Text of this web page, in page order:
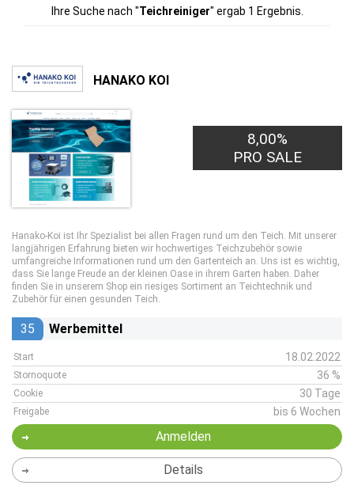
Ihre Suche nach "Teichreiniger" ergab 1 Ergebnis.
HANAKO KOI
8,00%
PRO SALE
Hanako-Koi ist Ihr Spezialist bei allen Fragen rund um den Teich. Mit unserer
langjährigen Erfahrung bieten wir hochwertiges Teichzubehör sowie
umfangreiche Informationen rund um den Gartenteich an. Uns ist es wichtig,
dass Sie lange Freude an der kleinen Oase in ihrem Garten haben. Daher
finden Sie in unserem Shop ein riesiges Sortiment an Teichtechnik und
Zubehör für einen gesunden Teich.
35 Werbemittel
Start 18.02.2022
Stornoquote 36 %
Cookie 30 Tage
Freigabe bis 6 Wochen
Anmelden
Details